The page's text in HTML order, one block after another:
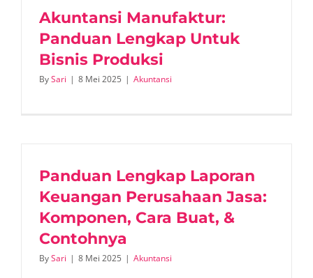
Akuntansi Manufaktur:
Panduan Lengkap Untuk
Bisnis Produksi
BySari | 8 Mei 2025 | Akuntansi
Panduan Lengkap Laporan
Keuangan Perusahaan Jasa:
Komponen, Cara Buat, &
Contohnya
BySari | 8 Mei 2025 | Akuntansi